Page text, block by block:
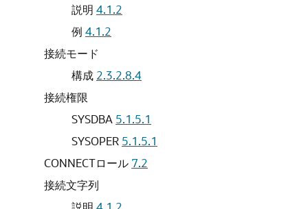
説明 4.1.2
例 4.1.2
接続モード
構成 2.3.2.8.4
接続権限
SYSDBA 5.1.5.1
SYSOPER 5.1.5.1
CONNECTロール 7.2
接続文字列